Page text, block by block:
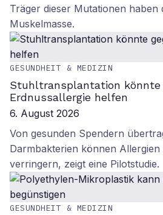
Träger dieser Mutationen haben
Muskelmasse.
GESUNDHEIT & MEDIZIN
Stuhltransplantation könnte
Erdnussallergie helfen
6. August 2026
Von gesunden Spendern
Darmbakterien können Allergien
verringern, zeigt eine Pilotstudie.
GESUNDHEIT & MEDIZIN